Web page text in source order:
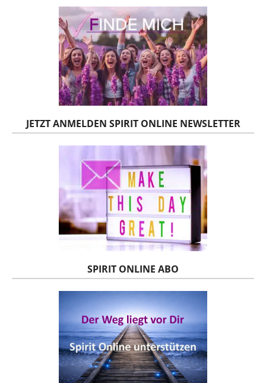
JETZT ANMELDEN SPIRIT ONLINE NEWSLETTER
SPIRIT ONLINE ABO